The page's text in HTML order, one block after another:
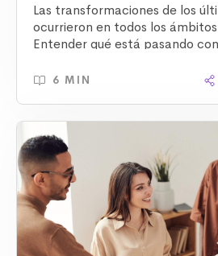
Las transformaciones de los
ocurrieron en todos los
Entender qué está pasando
la mejor arma para responder
6 MIN